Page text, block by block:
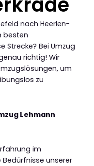
nach Heerlen-
besten
Strecke? Bei Umzug
richtig! Wir
um
zu
Lehmann
im
unserer